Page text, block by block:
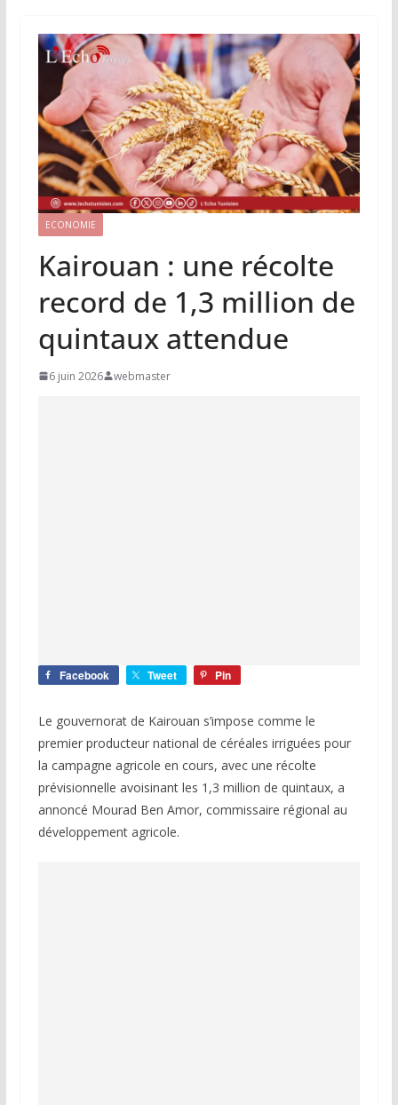
ECONOMIE
Kairouan : une récolte
record de 1,3 million de
quintaux attendue
6 juin 2026 webmaster
Facebook Tweet Pin
Le gouvernorat de Kairouan s’impose comme le
premier producteur national de céréales irriguées pour
la campagne agricole en cours, avec une récolte
prévisionnelle avoisinant les 1,3 million de quintaux, a
annoncé Mourad Ben Amor, commissaire régional au
développement agricole.